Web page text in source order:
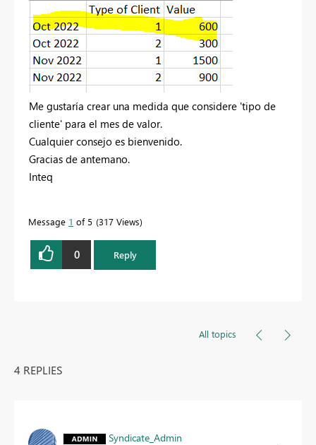
Me gustaría crear una medida que considere 'tipo de
cliente' para el mes de valor.
Cualquier consejo es bienvenido.
Gracias de antemano.
Inteq
Message 1 of 5 317 Views
0 Reply
All topics
4 REPLIES
Syndicate_Admin